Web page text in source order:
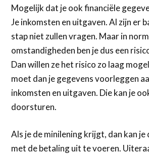
Mogelijk dat je ook financiële
Je inkomsten en uitgaven. Al zijn er
stap niet zullen vragen. Maar in
omstandigheden ben je dus een
Dan willen ze het risico zo laag
moet dan je gegevens voorleggen
inkomsten en uitgaven. Die kan je
doorsturen.
Als je de minilening krijgt, dan kan je
met de betaling uit te voeren.